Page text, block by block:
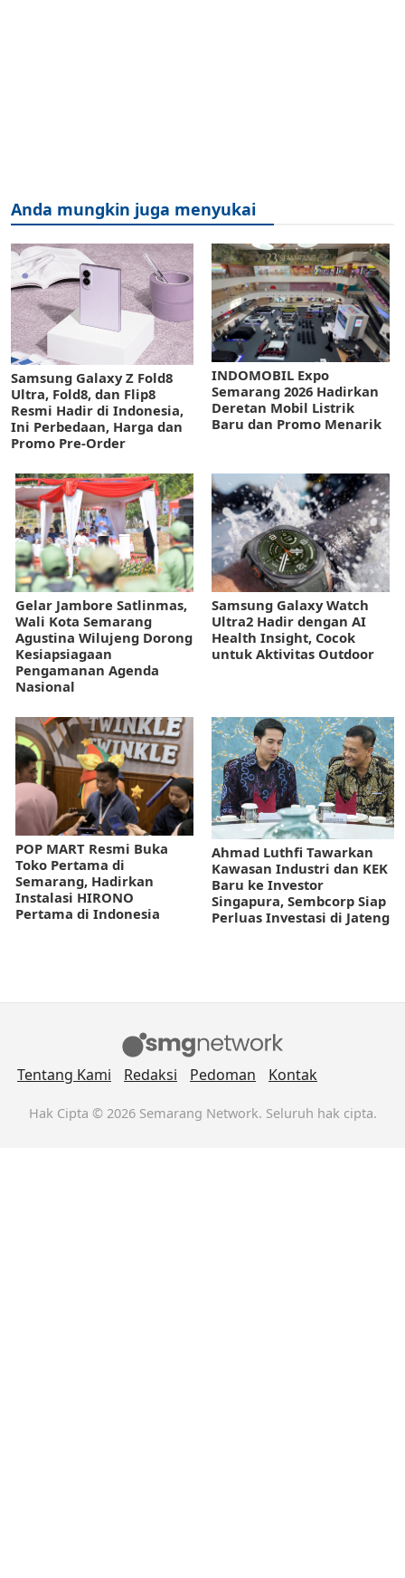
Anda mungkin juga menyukai
Samsung Galaxy Z Fold8
Ultra, Fold8, dan Flip8
Resmi Hadir di Indonesia,
Ini Perbedaan, Harga dan
Promo Pre-Order
INDOMOBIL Expo
Semarang 2026 Hadirkan
Deretan Mobil Listrik
Baru dan Promo Menarik
Gelar Jambore Satlinmas,
Wali Kota Semarang
Agustina Wilujeng Dorong
Kesiapsiagaan
Pengamanan Agenda
Nasional
Samsung Galaxy Watch
Ultra2 Hadir dengan AI
Health Insight, Cocok
untuk Aktivitas Outdoor
POP MART Resmi Buka
Toko Pertama di
Semarang, Hadirkan
Instalasi HIRONO
Pertama di Indonesia
Ahmad Luthfi Tawarkan
Kawasan Industri dan KEK
Baru ke Investor
Singapura, Sembcorp Siap
Perluas Investasi di Jateng
Tentang Kami Redaksi Pedoman Kontak
Hak Cipta © 2026 Semarang Network. Seluruh hak cipta.